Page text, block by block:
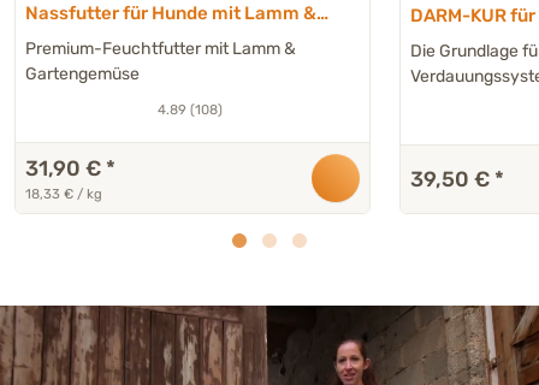
Nassfutter für Hunde mit Lamm &
Gartengemüse - 6 x 290 g
Premium-Feuchtfutter mit Lamm &
Gartengemüse
4.89 (108)
31,90 € *
18,33 € / kg
DARM-KUR
Die Grundlage
39,50 € *